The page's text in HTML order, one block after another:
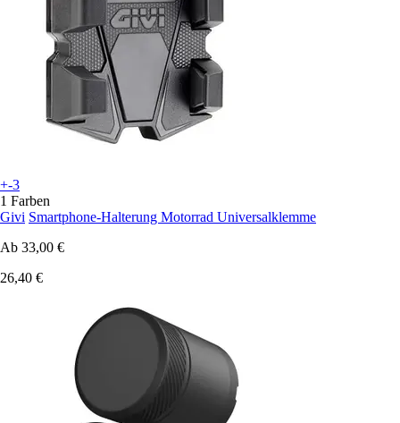
+-3
1 Farben
Givi Smartphone-Halterung Motorrad Universalklemme
Ab 33,00 €
26,40 €